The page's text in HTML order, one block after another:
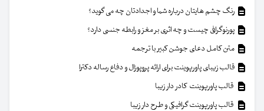
رنگ چشم هایتان درباره شما و اجدادتان چه می گوید؟
پورنوگرافی چیست و چه اثری بر مغز و رابطه جنسی دارد؟
متن کامل دعای جوشن کبیر با ترجمه
قالب زیبای پاورپوینت برای ارائه پروپوزال و دفاع رساله دکترا
قالب پاورپوینت کادر دار زیبا
قالب پاورپوینت گرافیکی و طرح دار زیبا